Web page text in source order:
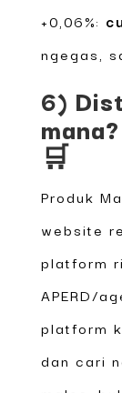
+0,06%:
ngegas,
6)
🛒
Produk
website
platform
APERD/
platform
dan cari